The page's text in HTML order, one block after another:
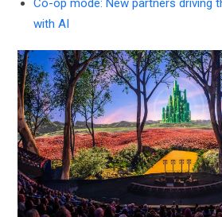
Co-op mode: New partners driving
with AI